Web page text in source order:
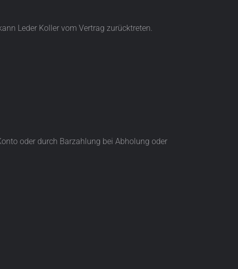
Leder Koller vom Vertrag zurücktreten.
oder durch Barzahlung bei Abholung oder